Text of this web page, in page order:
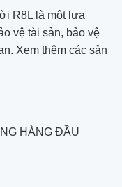
R8L là một lựa
vệ tài sản, bảo vệ
Xem thêm các sản
HÀNG ĐẦU